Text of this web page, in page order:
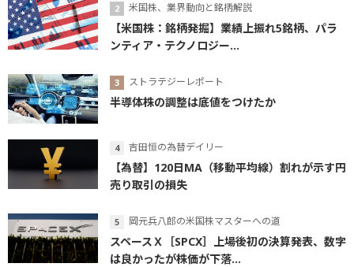
米国株、業界動向と銘柄解説
【米国株：銘柄発掘】業績上振れ5銘柄、パラ
ンティア・テクノロジー...
ストラテジーレポート
半導体株の調整は底値をつけたか
吉田恒の為替デイリー
【為替】120日MA（移動平均線）割れが示す円
売り取引の損失
岡元兵八郎の米国株マスターへの道
スペースＸ［SPCX］上場後初の決算発表、数字
は良かったが株価が下落...